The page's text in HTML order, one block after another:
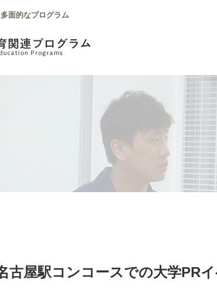
面的なプログラム
古屋駅コンコースでの大学PR